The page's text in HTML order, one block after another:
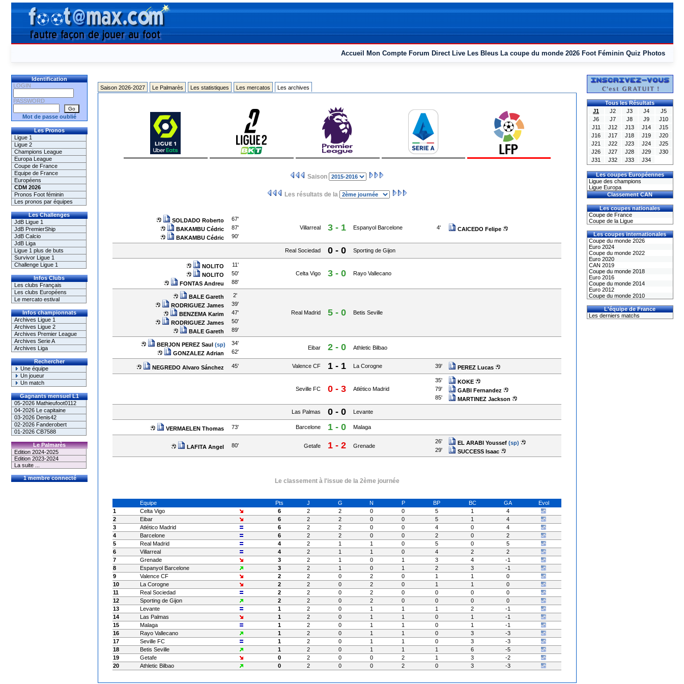
Accueil Mon Compte Forum Direct Live Les Bleus La coupe du monde 2026 Foot Féminin Quiz Photos
Identification
LOGIN
PASSWORD
Mot de passe oublié
Les Pronos
Ligue 1
Ligue 2
Champions League
Europa League
Coupe de France
Equipe de France
Européens
CDM 2026
Pronos Foot féminin
Les pronos par équipes
Les Challenges
JdB Ligue 1
JdB PremierShip
JdB Calcio
JdB Liga
Ligue 1 plus de buts
Survivor Ligue 1
Challenge Ligue 1
Infos Clubs
Les clubs Français
Les clubs Européens
Le mercato estival
Infos championnats
Archives Ligue 1
Archives Ligue 2
Archives Premier League
Archives Serie A
Archives Liga
Rechercher
Une équipe
Un joueur
Un match
Gagnants mensuel L1
05-2026 Mathieufoot0112
04-2026 Le capitaine
03-2026 Denis42
02-2026 Fanderobert
01-2026 CB7588
Le Palmarès
Edition 2024-2025
Edition 2023-2024
La suite ...
1 membre connecté
Saison 2026-2027 Le Palmarès Les statistiques Les mercatos Les archives
Saison
Les résultats de la
SOLDADO Roberto
67'
BAKAMBU Cédric
87'
BAKAMBU Cédric
90'
Villarreal 3 - 1 Espanyol Barcelone 4' CAICEDO Felipe
Real Sociedad 0 - 0 Sporting de Gijon
NOLITO
11'
NOLITO
50'
FONTAS Andreu
88'
Celta Vigo 3 - 0 Rayo Vallecano
BALE Gareth
2'
RODRIGUEZ James
39'
BENZEMA Karim
47'
RODRIGUEZ James
50'
BALE Gareth
89'
Real Madrid 5 - 0 Betis Seville
BERJON PEREZ Saul (sp)
34'
GONZALEZ Adrian
62'
Eibar 2 - 0 Athletic Bilbao
NEGREDO Alvaro Sánchez 45' Valence CF 1 - 1 La Corogne 39' PEREZ Lucas
Seville FC 0 - 3 Atlético Madrid
35'
KOKE
79'
GABI Fernandez
85'
MARTINEZ Jackson
Las Palmas 0 - 0 Levante
VERMAELEN Thomas 73' Barcelone 1 - 0 Malaga
LAFITA Angel 80' Getafe 1 - 2 Grenade
26' EL ARABI Youssef (sp)
29'
SUCCESS Isaac
Le classement à l'issue de la 2ème journée
Equipe Pts J G N P BP BC GA
Evol
1
Celta Vigo 6 2 2 0 0 5 1
4
2
Eibar 6 2 2 0 0 5 1
4
3
Atlético Madrid 6 2 2 0 0 4 0
4
4
Barcelone 6 2 2 0 0 2 0
2
5
Real Madrid 4 2 1 1 0 5 0
5
6
Villarreal 4 2 1 1 0 4 2
2
7
Grenade 3 2 1 0 1 3 4
-1
8
Espanyol Barcelone 3 2 1 0 1 2 3
-1
9
Valence CF 2 2 0 2 0 1 1
0
10
La Corogne 2 2 0 2 0 1 1
0
11
Real Sociedad 2 2 0 2 0 0 0
0
12
Sporting de Gijon 2 2 0 2 0 0 0
0
13
Levante 1 2 0 1 1 1 2
-1
14
Las Palmas 1 2 0 1 1 0 1
-1
15
Malaga 1 2 0 1 1 0 1
-1
16
Rayo Vallecano 1 2 0 1 1 0 3
-3
17
Seville FC 1 2 0 1 1 0 3
-3
18
Betis Seville 1 2 0 1 1 1 6
-5
19
Getafe 0 2 0 0 2 1 3
-2
20
Athletic Bilbao 0 2 0 0 2 0 3 -3
Tous les Résultats
J1
J2 J3 J4
J5
J6
J7 J8 J9
J10
J11
J12 J13 J14
J15
J16
J17 J18 J19
J20
J21
J22 J23 J24
J25
J26
J27 J28 J29
J30
J31
J32 J33 J34
Les coupes Européennes
Ligue des champions
Ligue Europa
Classement CAN
Les coupes nationales
Coupe de France
Coupe de la Ligue
Les coupes internationales
Coupe du monde 2026
Euro 2024
Coupe du monde 2022
Euro 2020
CAN 2019
Coupe du monde 2018
Euro 2016
Coupe du monde 2014
Euro 2012
Coupe du monde 2010
L'équipe de France
Les derniers matchs